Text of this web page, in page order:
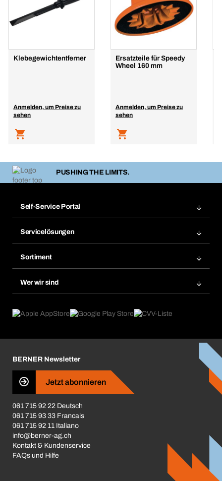
Klebegewichtentferner
Anmelden, um Preise zu
sehen
Ersatzteile für Speedy
Wheel 160 mm
Anmelden, um Preise zu
sehen
PUSHING THE LIMITS.
Self-Service Portal
Merklisten
Nachbestellung
Dauerauftrag
Servicelösungen
Gefahrenstoffdatenbank
eProcurement
Produktfinder
Sortiment
Wer wir sind
Was uns antreibt
Business Conduct
BERNER Newsletter
Jetzt abonnieren
061 715 92 22 Deutsch
061 715 93 33 Francais
061 715 92 11 Italiano
info@berner-ag.ch
Kontakt & Kundenservice
FAQs und Hilfe